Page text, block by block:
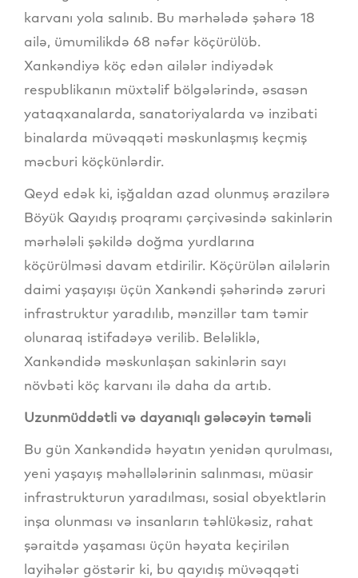
karvanı yola salınıb. Bu mərhələdə şəhərə 18
ailə, ümumilikdə 68 nəfər köçürülüb.
Xankəndiyə köç edən ailələr indiyədək
respublikanın müxtəlif bölgələrində, əsasən
yataqxanalarda, sanatoriyalarda və inzibati
binalarda müvəqqəti məskunlaşmış keçmiş
məcburi köçkünlərdir.
Qeyd edək ki, işğaldan azad olunmuş ərazilərə
Böyük Qayıdış proqramı çərçivəsində sakinlərin
mərhələli şəkildə doğma yurdlarına
köçürülməsi davam etdirilir. Köçürülən ailələrin
daimi yaşayışı üçün Xankəndi şəhərində zəruri
infrastruktur yaradılıb, mənzillər tam təmir
olunaraq istifadəyə verilib. Beləliklə,
Xankəndidə məskunlaşan sakinlərin sayı
növbəti köç karvanı ilə daha da artıb.
Uzunmüddətli və dayanıqlı gələcəyin təməli
Bu gün Xankəndidə həyatın yenidən qurulması,
yeni yaşayış məhəllələrinin salınması, müasir
infrastrukturun yaradılması, sosial obyektlərin
inşa olunması və insanların təhlükəsiz, rahat
şəraitdə yaşaması üçün həyata keçirilən
layihələr göstərir ki, bu qayıdış müvəqqəti